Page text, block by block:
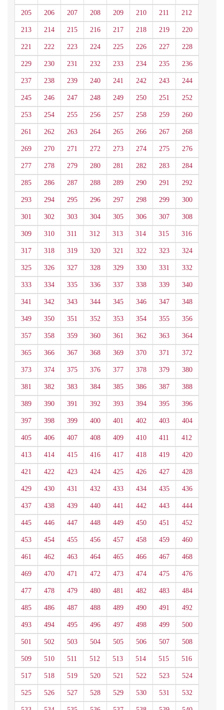
205 206 207 208 209 210 211 212
213 214 215 216 217 218 219 220
221 222 223 224 225 226 227 228
229 230 231 232 233 234 235 236
237 238 239 240 241 242 243 244
245 246 247 248 249 250 251 252
253 254 255 256 257 258 259 260
261 262 263 264 265 266 267 268
269 270 271 272 273 274 275 276
277 278 279 280 281 282 283 284
285 286 287 288 289 290 291 292
293 294 295 296 297 298 299 300
301 302 303 304 305 306 307 308
309 310 311 312 313 314 315 316
317 318 319 320 321 322 323 324
325 326 327 328 329 330 331 332
333 334 335 336 337 338 339 340
341 342 343 344 345 346 347 348
349 350 351 352 353 354 355 356
357 358 359 360 361 362 363 364
365 366 367 368 369 370 371 372
373 374 375 376 377 378 379 380
381 382 383 384 385 386 387 388
389 390 391 392 393 394 395 396
397 398 399 400 401 402 403 404
405 406 407 408 409 410 411 412
413 414 415 416 417 418 419 420
421 422 423 424 425 426 427 428
429 430 431 432 433 434 435 436
437 438 439 440 441 442 443 444
445 446 447 448 449 450 451 452
453 454 455 456 457 458 459 460
461 462 463 464 465 466 467 468
469 470 471 472 473 474 475 476
477 478 479 480 481 482 483 484
485 486 487 488 489 490 491 492
493 494 495 496 497 498 499 500
501 502 503 504 505 506 507 508
509 510 511 512 513 514 515 516
517 518 519 520 521 522 523 524
525 526 527 528 529 530 531 532